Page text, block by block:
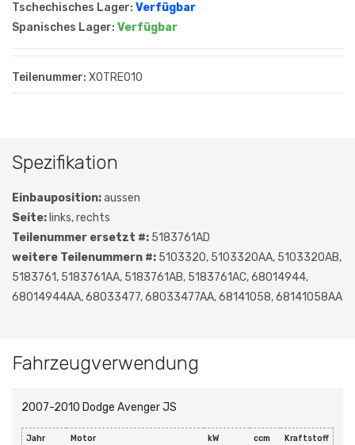
Tschechisches Lager: Verfügbar
Spanisches Lager: Verfügbar
Teilenummer: XOTRE010
Spezifikation
Einbauposition:aussen
Seite: links, rechts
Teilenummer ersetzt #: 5183761AD
weitere Teilenummern #: 5103320, 5103320AA, 5103320AB,
5183761, 5183761AA, 5183761AB, 5183761AC, 68014944,
68014944AA, 68033477, 68033477AA, 68141058, 68141058AA
Fahrzeugverwendung
2007-2010 Dodge Avenger JS
Jahr Motor kW ccm Kraftstoff